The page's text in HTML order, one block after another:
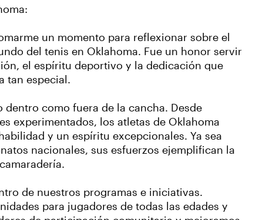
un momento para reflexionar sobre el
del tenis en Oklahoma. Fue un honor servir
el espíritu deportivo y la dedicación que
tan especial.
dentro como fuera de la cancha. Desde
experimentados, los atletas de Oklahoma
y un espíritu excepcionales. Ya sea
nacionales, sus esfuerzos ejemplifican la
de nuestros programas e iniciativas.
para jugadores de todas las edades y